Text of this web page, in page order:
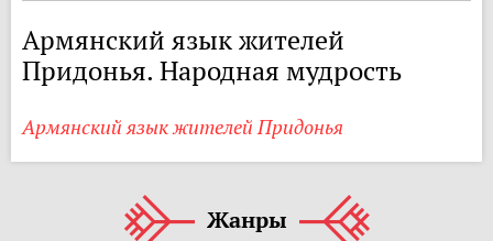
Армянский язык жителей
Придонья. Народная мудрость
Армянский язык жителей Придонья
Жанры